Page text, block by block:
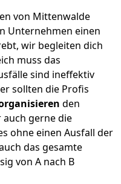
von Mittenwalde
Unternehmen einen
wir begleiten dich
muss das
sind ineffektiv
sollten die Profis
den
auch gerne die
ohne einen Ausfall der
das gesamte
von A nach B